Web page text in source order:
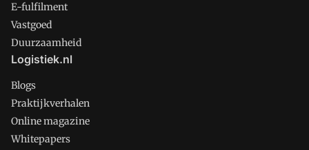
E-fulfilment
Vastgoed
Duurzaamheid
Logistiek.nl
Blogs
Praktijkverhalen
Online magazine
Whitepapers